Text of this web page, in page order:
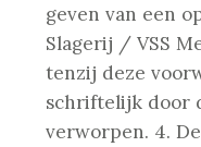
geven van een
Slagerij / VSS
tenzij deze
schriftelijk door
verworpen. 4.